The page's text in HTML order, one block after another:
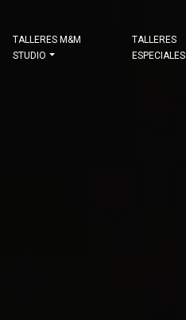
TALLERES M&M
STUDIO
TALLERES
ESPECIALES